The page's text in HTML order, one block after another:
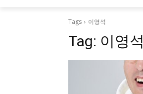
Tags 이영석
Tag: 이영석